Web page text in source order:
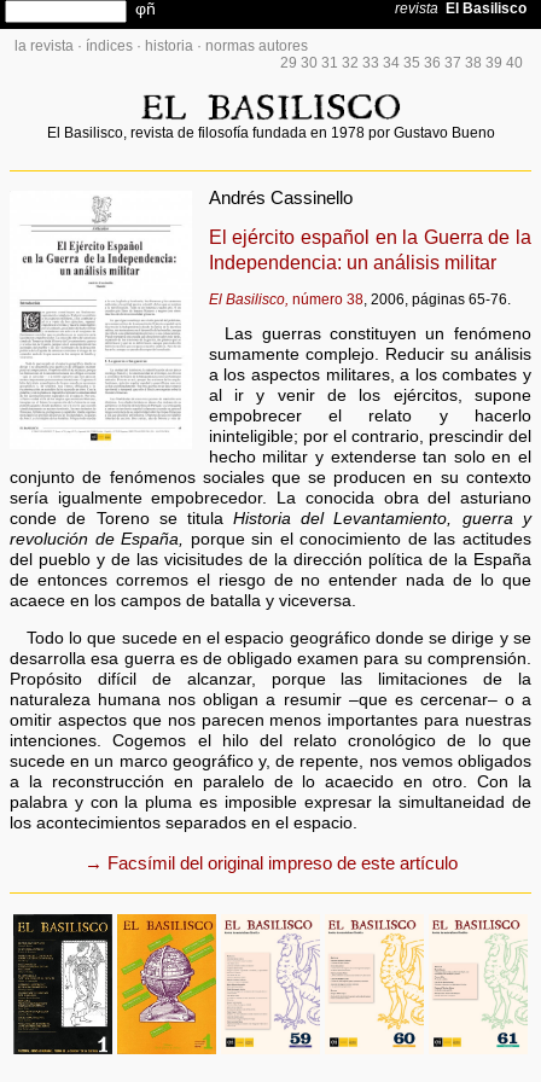
la revista · índices · historia · normas autores
29 30 31 32 33 34 35 36 37 38 39 40
El Basilisco, revista de filosofía fundada en 1978 por Gustavo Bueno
Andrés Cassinello
El ejército español en la Guerra de la
Independencia: un análisis militar
El Basilisco, número 38, 2006, páginas 65-76.
Las guerras constituyen un fenómeno
sumamente complejo. Reducir su análisis
a los aspectos militares, a los combates y
al ir y venir de los ejércitos, supone
empobrecer el relato y hacerlo
ininteligible; por el contrario, prescindir del
hecho militar y extenderse tan solo en el
conjunto de fenómenos sociales que se producen en su contexto
sería igualmente empobrecedor. La conocida obra del asturiano
conde de Toreno se titulaHistoria del Levantamiento, guerra y
revolución de España, porque sin el conocimiento de las actitudes
del pueblo y de las vicisitudes de la dirección política de la España
de entonces corremos el riesgo de no entender nada de lo que
acaece en los campos de batalla y viceversa.
Todo lo que sucede en el espacio geográfico donde se dirige y se
desarrolla esa guerra es de obligado examen para su comprensión.
Propósito difícil de alcanzar, porque las limitaciones de la
naturaleza humana nos obligan a resumir –que es cercenar– o a
omitir aspectos que nos parecen menos importantes para nuestras
intenciones. Cogemos el hilo del relato cronológico de lo que
sucede en un marco geográfico y, de repente, nos vemos obligados
a la reconstrucción en paralelo de lo acaecido en otro. Con la
palabra y con la pluma es imposible expresar la simultaneidad de
los acontecimientos separados en el espacio.
→ Facsímil del original impreso de este artículo